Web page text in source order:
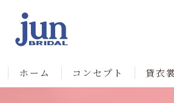
ホーム コンセプト 貸衣